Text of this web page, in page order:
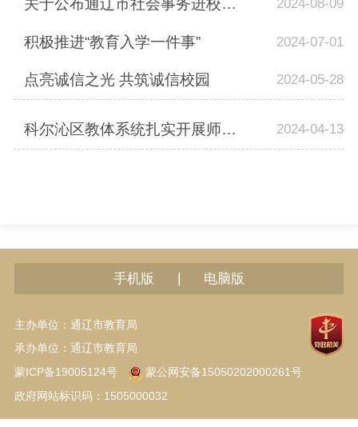
关于公布通辽市社会事务进校园白名单的公告 2024-08-09
积极推进“教育入学一件事” 2024-07-01
点亮诚信之光 共筑诚信校园 2024-05-28
科尔沁区教体系统扎实开展师德师风建设系列活动 2024-04-13
手机版 电脑版
主办单位：通辽市教育局
承办单位：通辽市教育局
蒙ICP备19005124号
蒙公网安备15050202000261号
政府网站标识码：1505000032